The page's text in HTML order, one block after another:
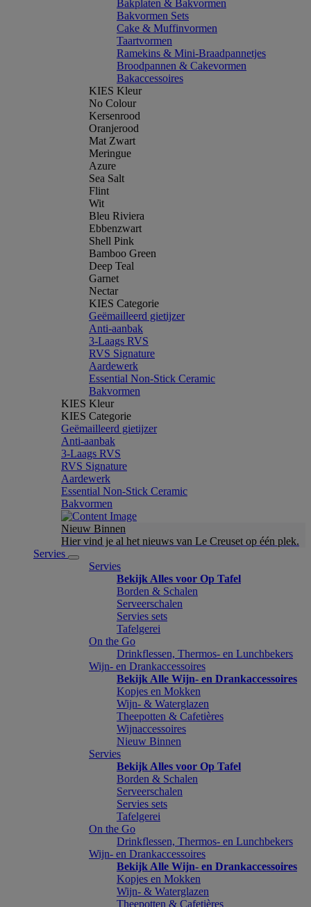
Bakplaten & Bakvormen
Bakvormen Sets
Cake & Muffinvormen
Taartvormen
Ramekins & Mini-Braadpannetjes
Broodpannen & Cakevormen
Bakaccessoires
KIES Kleur
No Colour
Kersenrood
Oranjerood
Mat Zwart
Meringue
Azure
Sea Salt
Flint
Wit
Bleu Riviera
Ebbenzwart
Shell Pink
Bamboo Green
Deep Teal
Garnet
Nectar
KIES Categorie
Geëmailleerd gietijzer
Anti-aanbak
3-Laags RVS
RVS Signature
Aardewerk
Essential Non-Stick Ceramic
Bakvormen
KIES Kleur
KIES Categorie
Geëmailleerd gietijzer
Anti-aanbak
3-Laags RVS
RVS Signature
Aardewerk
Essential Non-Stick Ceramic
Bakvormen
Nieuw Binnen
Hier vind je al het nieuws van Le Creuset op één plek.
Servies
Servies
Bekijk Alles voor Op Tafel
Borden & Schalen
Serveerschalen
Servies sets
Tafelgerei
On the Go
Drinkflessen, Thermos- en Lunchbekers
Wijn- en Drankaccessoires
Bekijk Alle Wijn- en Drankaccessoires
Kopjes en Mokken
Wijn- & Waterglazen
Theepotten & Cafetières
Wijnaccessoires
Nieuw Binnen
Servies
Bekijk Alles voor Op Tafel
Borden & Schalen
Serveerschalen
Servies sets
Tafelgerei
On the Go
Drinkflessen, Thermos- en Lunchbekers
Wijn- en Drankaccessoires
Bekijk Alle Wijn- en Drankaccessoires
Kopjes en Mokken
Wijn- & Waterglazen
Theepotten & Cafetières